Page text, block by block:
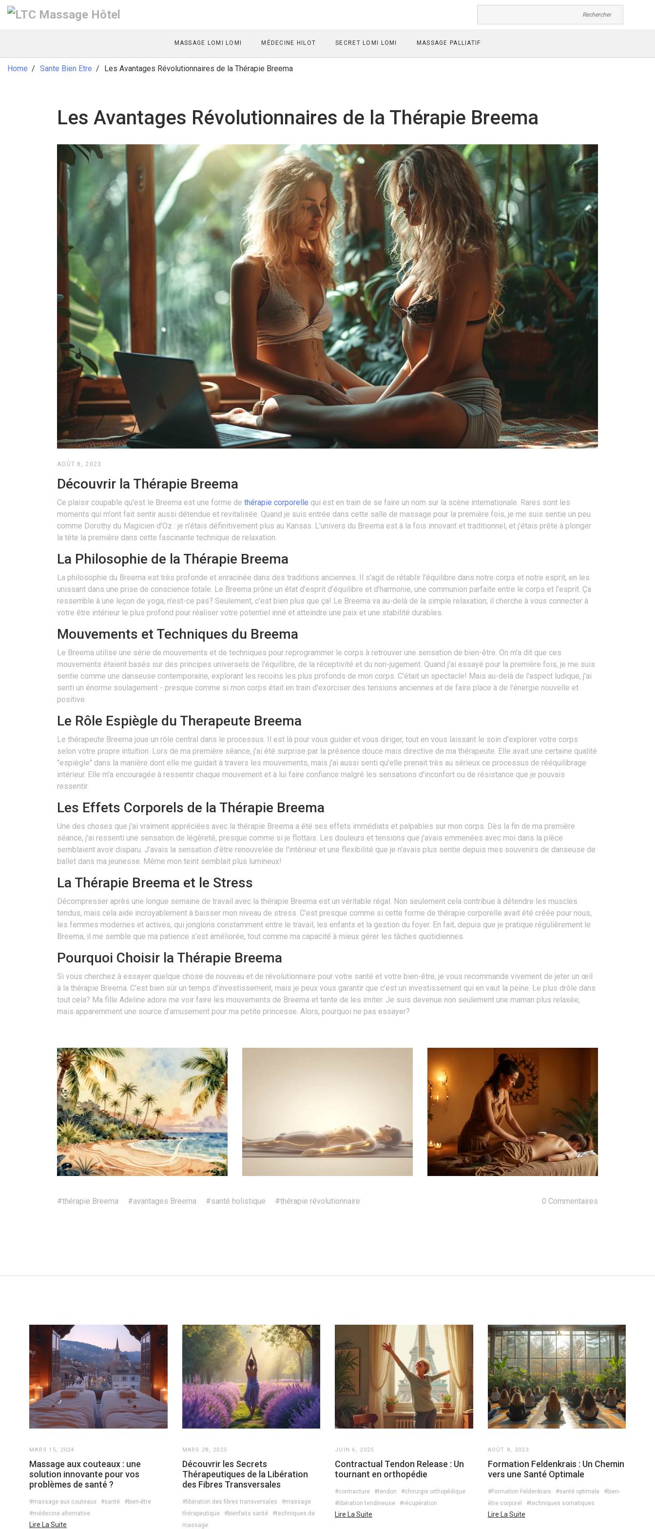
MASSAGE LOMI LOMI MÉDECINE HILOT SECRET LOMI LOMI MASSAGE PALLIATIF
Home Sante Bien Etre Les Avantages Révolutionnaires de la Thérapie Breema
Les Avantages Révolutionnaires de la Thérapie Breema
AOÛT 8, 2023
Découvrir la Thérapie Breema
Ce plaisir coupable qu’est le Breema est une forme de thérapie corporelle qui est en train de se faire un nom sur la scène internationale. Rares sont les
moments qui m'ont fait sentir aussi détendue et revitalisée. Quand je suis entrée dans cette salle de massage pour la première fois, je me suis sentie un peu
comme Dorothy du Magicien d'Oz : je n'étais définitivement plus au Kansas. L'univers du Breema est à la fois innovant et traditionnel, et j'étais prête à plonger
la tête la première dans cette fascinante technique de relaxation.
La Philosophie de la Thérapie Breema
La philosophie du Breema est très profonde et enracinée dans des traditions anciennes. Il s'agit de rétablir l'équilibre dans notre corps et notre esprit, en les
unissant dans une prise de conscience totale. Le Breema prône un état d’esprit d’équilibre et d’harmonie, une communion parfaite entre le corps et l'esprit. Ça
ressemble à une leçon de yoga, n’est-ce pas? Seulement, c'est bien plus que ça! Le Breema va au-delà de la simple relaxation; il cherche à vous connecter à
votre être intérieur le plus profond pour réaliser votre potentiel inné et atteindre une paix et une stabilité durables.
Mouvements et Techniques du Breema
Le Breema utilise une série de mouvements et de techniques pour reprogrammer le corps à retrouver une sensation de bien-être. On m'a dit que ces
mouvements étaient basés sur des principes universels de l'équilibre, de la réceptivité et du non-jugement. Quand j'ai essayé pour la première fois, je me suis
sentie comme une danseuse contemporaine, explorant les recoins les plus profonds de mon corps. C'était un spectacle! Mais au-delà de l'aspect ludique, j'ai
senti un énorme soulagement - presque comme si mon corps était en train d'exorciser des tensions anciennes et de faire place à de l'énergie nouvelle et
positive.
Le Rôle Espiègle du Therapeute Breema
Le thérapeute Breema joue un rôle central dans le processus. Il est là pour vous guider et vous diriger, tout en vous laissant le soin d'explorer votre corps
selon votre propre intuition. Lors de ma première séance, j'ai été surprise par la présence douce mais directive de ma thérapeute. Elle avait une certaine qualité
"espiègle" dans la manière dont elle me guidait à travers les mouvements, mais j'ai aussi senti qu'elle prenait très au sérieux ce processus de rééquilibrage
intérieur. Elle m'a encouragée à ressentir chaque mouvement et à lui faire confiance malgré les sensations d'inconfort ou de résistance que je pouvais
ressentir.
Les Effets Corporels de la Thérapie Breema
Une des choses que j'ai vraiment appréciées avec la thérapie Breema a été ses effets immédiats et palpables sur mon corps. Dès la fin de ma première
séance, j'ai ressenti une sensation de légèreté, presque comme si je flottais. Les douleurs et tensions que j'avais emmenées avec moi dans la pièce
semblaient avoir disparu. J'avais la sensation d’être renouvelée de l'intérieur et une flexibilité que je n'avais plus sentie depuis mes souvenirs de danseuse de
ballet dans ma jeunesse. Même mon teint semblait plus lumineux!
La Thérapie Breema et le Stress
Décompresser après une longue semaine de travail avec la thérapie Breema est un véritable régal. Non seulement cela contribue à détendre les muscles
tendus, mais cela aide incroyablement à baisser mon niveau de stress. C'est presque comme si cette forme de thérapie corporelle avait été créée pour nous,
les femmes modernes et actives, qui jonglons constamment entre le travail, les enfants et la gestion du foyer. En fait, depuis que je pratique régulièrement le
Breema, il me semble que ma patience s’est améliorée, tout comme ma capacité à mieux gérer les tâches quotidiennes.
Pourquoi Choisir la Thérapie Breema
Si vous cherchez à essayer quelque chose de nouveau et de révolutionnaire pour votre santé et votre bien-être, je vous recommande vivement de jeter un œil
à la thérapie Breema. C'est bien sûr un temps d'investissement, mais je peux vous garantir que c'est un investissement qui en vaut la peine. Le plus drôle dans
tout cela? Ma fille Adeline adore me voir faire les mouvements de Breema et tente de les imiter. Je suis devenue non seulement une maman plus relaxée,
mais apparemment une source d’amusement pour ma petite princesse. Alors, pourquoi ne pas essayer?
#thérapie Breema #avantages Breema #santé holistique #thérapie révolutionnaire 0 Commentaires
MARS 15, 2024
Massage aux couteaux : une
solution innovante pour vos
problèmes de santé ?
#massage aux couteaux #santé
#bien-être
#médecine alternative
Lire La Suite
MARS 28, 2025
Découvrir les Secrets
Thérapeutiques de la Libération
des Fibres Transversales
#libération des fibres transversales
#massage
thérapeutique
#bienfaits santé
#techniques de
massage
JUIN 6, 2025
Contractual Tendon Release : Un
tournant en orthopédie
#contracture #tendon
#chirurgie orthopédique
#libération tendineuse
#récupération
Lire La Suite
AOÛT 8, 2023
Formation Feldenkrais : Un Chemin
vers une Santé Optimale
#Formation Feldenkrais #santé optimale
#bien-
être corporel
#techniques somatiques
Lire La Suite